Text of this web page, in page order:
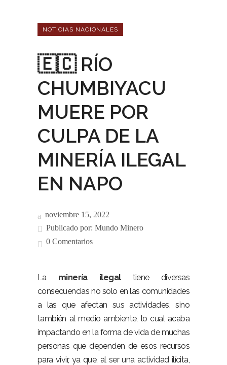
NOTICIAS NACIONALES
🇪🇨 RÍO
CHUMBIYACU
MUERE POR
CULPA DE LA
MINERÍA ILEGAL
EN NAPO
noviembre 15, 2022
Publicado por: Mundo Minero
0 Comentarios
La minería ilegaltiene diversas
consecuencias no solo en las comunidades
a las que afectan sus actividades, sino
también al medio ambiente, lo cual acaba
impactando en la forma de vida de muchas
personas que dependen de esos recursos
para vivir, ya que, al ser una actividad ilícita,